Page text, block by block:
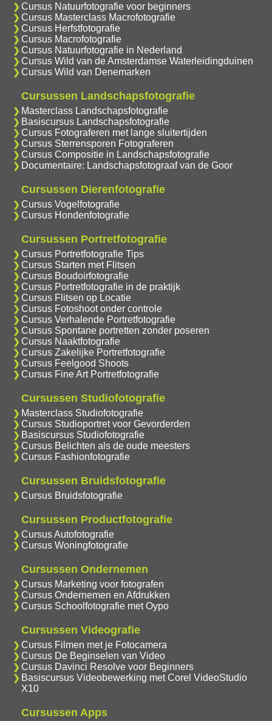
Cursus Natuurfotografie voor beginners
Cursus Masterclass Macrofotografie
Cursus Herfstfotografie
Cursus Macrofotografie
Cursus Natuurfotografie in Nederland
Cursus Wild van de Amsterdamse Waterleidingduinen
Cursus Wild van Denemarken
Cursussen Landschapsfotografie
Masterclass Landschapsfotografie
Basiscursus Landschapsfotografie
Cursus Fotograferen met lange sluitertijden
Cursus Sterrensporen Fotograferen
Cursus Compositie in Landschapsfotografie
Documentaire: Landschapsfotograaf van de Goor
Cursussen Dierenfotografie
Cursus Vogelfotografie
Cursus Hondenfotografie
Cursussen Portretfotografie
Cursus Portretfotografie Tips
Cursus Starten met Flitsen
Cursus Boudoirfotografie
Cursus Portretfotografie in de praktijk
Cursus Flitsen op Locatie
Cursus Fotoshoot onder controle
Cursus Verhalende Portretfotografie
Cursus Spontane portretten zonder poseren
Cursus Naaktfotografie
Cursus Zakelijke Portretfotografie
Cursus Feelgood Shoots
Cursus Fine Art Portretfotografie
Cursussen Studiofotografie
Masterclass Studiofotografie
Cursus Studioportret voor Gevorderden
Basiscursus Studiofotografie
Cursus Belichten als de oude meesters
Cursus Fashionfotografie
Cursussen Bruidsfotografie
Cursus Bruidsfotografie
Cursussen Productfotografie
Cursus Autofotografie
Cursus Woningfotografie
Cursussen Ondernemen
Cursus Marketing voor fotografen
Cursus Ondernemen en Afdrukken
Cursus Schoolfotografie met Oypo
Cursussen Videografie
Cursus Filmen met je Fotocamera
Cursus De Beginselen van Video
Cursus Davinci Resolve voor Beginners
Basiscursus Videobewerking met Corel VideoStudio
X10
Cursussen Apps